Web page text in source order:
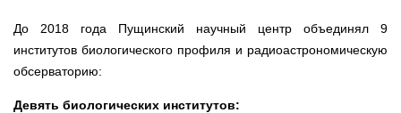
До 2018 года Пущинский научный центр объединял 9
институтов биологического профиля и радиоастрономическую
обсерваторию:
Девять биологических институтов: